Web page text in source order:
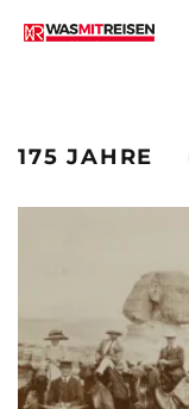
175 JAHRE